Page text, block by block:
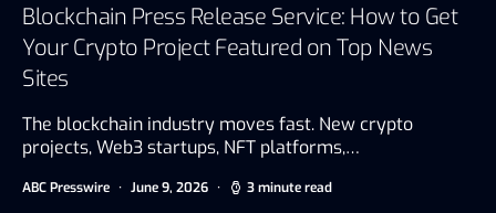
Blockchain Press Release Service: How to Get
Your Crypto Project Featured on Top News
Sites
The blockchain industry moves fast. New crypto
projects, Web3 startups, NFT platforms,…
ABC Presswire June 9, 2026 3 minute read